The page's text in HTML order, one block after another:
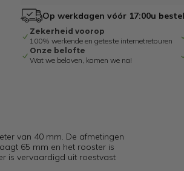
Op werkdagen vóór 17:00u
Zekerheid voorop
100% werkende en geteste internetretouren
Onze belofte
Wat we beloven, komen we na!
van 40 mm. De afmetingen
65 mm en het rooster is
is vervaardigd uit roestvast